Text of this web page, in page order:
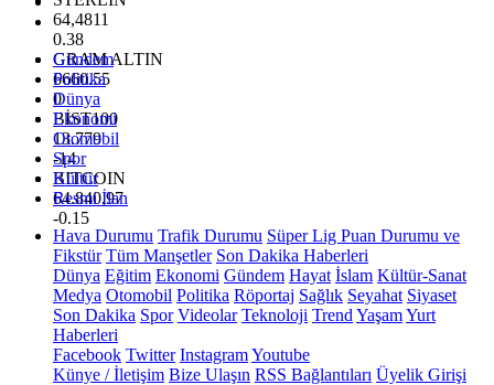
64,4811
0.38
GRAM ALTIN
6660.55
0
BİST100
13.779
-14
BITCOIN
64.840,97
-0.15
Gündem
Politika
Dünya
Ekonomi
Otomobil
Spor
Kültür
Resmi İlan
Hava Durumu Trafik Durumu Süper Lig Puan Durumu ve
Fikstür Tüm Manşetler Son Dakika Haberleri
Dünya Eğitim Ekonomi Gündem Hayat İslam Kültür-Sanat
Medya Otomobil Politika Röportaj Sağlık Seyahat Siyaset
Son Dakika Spor Videolar Teknoloji Trend YaşamYurt
Haberleri
Facebook Twitter InstagramYoutube
Künye / İletişim Bize Ulaşın RSS Bağlantıları Üyelik Girişi